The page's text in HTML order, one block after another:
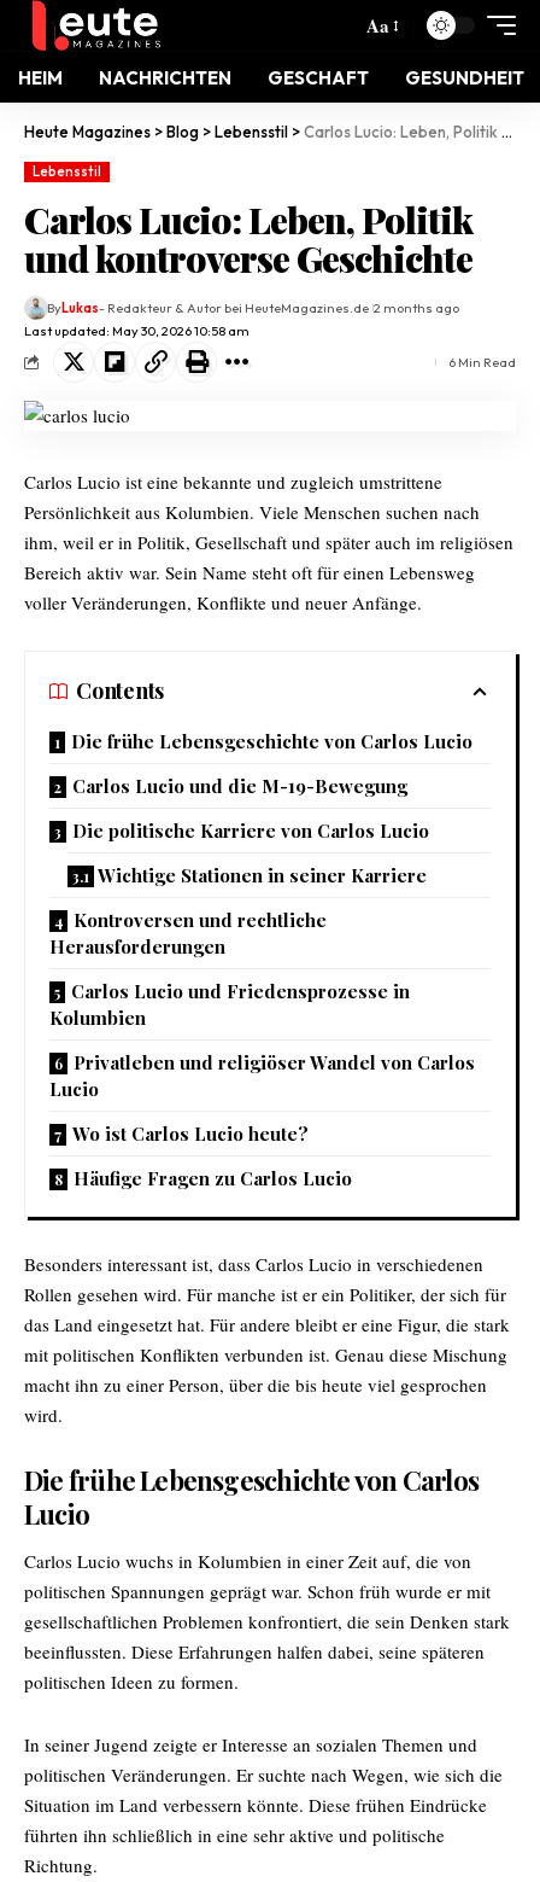
Aa
HEIM NACHRICHTEN GESCHAFT GESUNDHEIT
Heute Magazines >Blog >Lebensstil >Carlos Lucio: Leben, Politik und kontroverse Geschichte
Lebensstil
Carlos Lucio: Leben, Politik
und kontroverse Geschichte
Last updated: May 30, 2026 10:58 am
ByLukas- Redakteur & Autor bei HeuteMagazines.de 2 months ago
6 Min Read
Carlos Lucio ist eine bekannte und zugleich umstrittene
Persönlichkeit aus Kolumbien. Viele Menschen suchen nach
ihm, weil er in Politik, Gesellschaft und später auch im religiösen
Bereich aktiv war. Sein Name steht oft für einen Lebensweg
voller Veränderungen, Konflikte und neuer Anfänge.
Contents
Die frühe Lebensgeschichte von Carlos Lucio
Carlos Lucio und die M-19-Bewegung
Die politische Karriere von Carlos Lucio
Wichtige Stationen in seiner Karriere
Kontroversen und rechtliche
Herausforderungen
Carlos Lucio und Friedensprozesse in
Kolumbien
Privatleben und religiöser Wandel von Carlos
Lucio
Wo ist Carlos Lucio heute?
Häufige Fragen zu Carlos Lucio
Besonders interessant ist, dass Carlos Lucio in verschiedenen
Rollen gesehen wird. Für manche ist er ein Politiker, der sich für
das Land eingesetzt hat. Für andere bleibt er eine Figur, die stark
mit politischen Konflikten verbunden ist. Genau diese Mischung
macht ihn zu einer Person, über die bis heute viel gesprochen
wird.
Die frühe Lebensgeschichte von Carlos
Lucio
Carlos Lucio wuchs in Kolumbien in einer Zeit auf, die von
politischen Spannungen geprägt war. Schon früh wurde er mit
gesellschaftlichen Problemen konfrontiert, die sein Denken stark
beeinflussten. Diese Erfahrungen halfen dabei, seine späteren
politischen Ideen zu formen.
In seiner Jugend zeigte er Interesse an sozialen Themen und
politischen Veränderungen. Er suchte nach Wegen, wie sich die
Situation im Land verbessern könnte. Diese frühen Eindrücke
führten ihn schließlich in eine sehr aktive und politische
Richtung.